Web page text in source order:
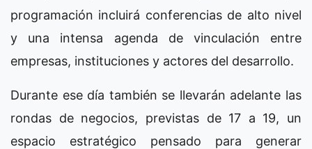
programación incluirá conferencias de alto nivel
y una intensa agenda de vinculación entre
empresas, instituciones y actores del desarrollo.
Durante ese día también se llevarán adelante las
rondas de negocios, previstas de 17 a 19, un
espacio estratégico pensado para generar